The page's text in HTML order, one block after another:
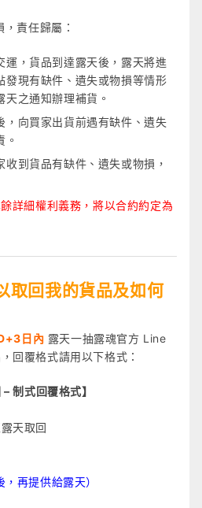
責任歸屬：
運，貨品到達露天後，露天將進
發現有缺件、遺失或物損等情形
天之通知辦理補貨。
，向買家出貨前遇有缺件、遺失
。
到貨品有缺件、遺失或物損，
詳細權利義務，將以合約約定為
取回我的貨品及如何
日內 露天一抽露魂官方 Line
回覆格式請用以下格式：
制式回覆格式】
天取回
再提供給露天）